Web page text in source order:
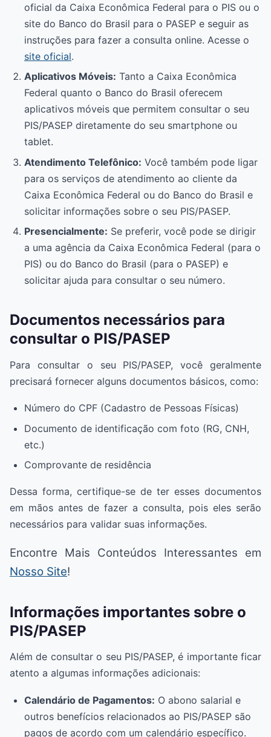
oficial da Caixa Econômica Federal para o PIS ou o
site do Banco do Brasil para o PASEP e seguir as
instruções para fazer a consulta online. Acesse o
site oficial.
Aplicativos Móveis: Tanto a Caixa Econômica
Federal quanto o Banco do Brasil oferecem
aplicativos móveis que permitem consultar o seu
PIS/PASEP diretamente do seu smartphone ou
tablet.
Atendimento Telefônico: Você também pode ligar
para os serviços de atendimento ao cliente da
Caixa Econômica Federal ou do Banco do Brasil e
solicitar informações sobre o seu PIS/PASEP.
Presencialmente: Se preferir, você pode se dirigir
a uma agência da Caixa Econômica Federal (para o
PIS) ou do Banco do Brasil (para o PASEP) e
solicitar ajuda para consultar o seu número.
Documentos necessários para
consultar o PIS/PASEP
Para consultar o seu PIS/PASEP, você geralmente
precisará fornecer alguns documentos básicos, como:
Número do CPF (Cadastro de Pessoas Físicas)
Documento de identificação com foto (RG, CNH,
etc.)
Comprovante de residência
Dessa forma, certifique-se de ter esses documentos
em mãos antes de fazer a consulta, pois eles serão
necessários para validar suas informações.
Encontre Mais Conteúdos Interessantes em
Nosso Site!
Informações importantes sobre o
PIS/PASEP
Além de consultar o seu PIS/PASEP, é importante ficar
atento a algumas informações adicionais:
Calendário de Pagamentos: O abono salarial e
outros benefícios relacionados ao PIS/PASEP são
pagos de acordo com um calendário específico.